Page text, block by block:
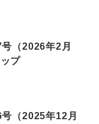
号（2026年2月
プ
号（2025年12月